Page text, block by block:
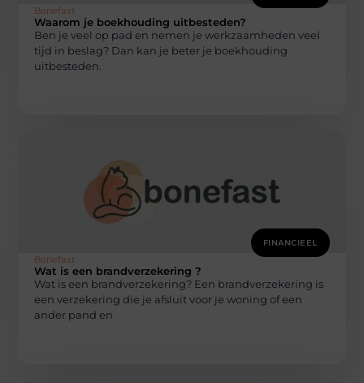
Bonefast
Waarom je boekhouding uitbesteden?
Ben je veel op pad en nemen je werkzaamheden veel
tijd in beslag? Dan kan je beter je boekhouding
uitbesteden.
FINANCIEEL
Bonefast
Wat is een brandverzekering ?
Wat is een brandverzekering? Een brandverzekering is
een verzekering die je afsluit voor je woning of een
ander pand en